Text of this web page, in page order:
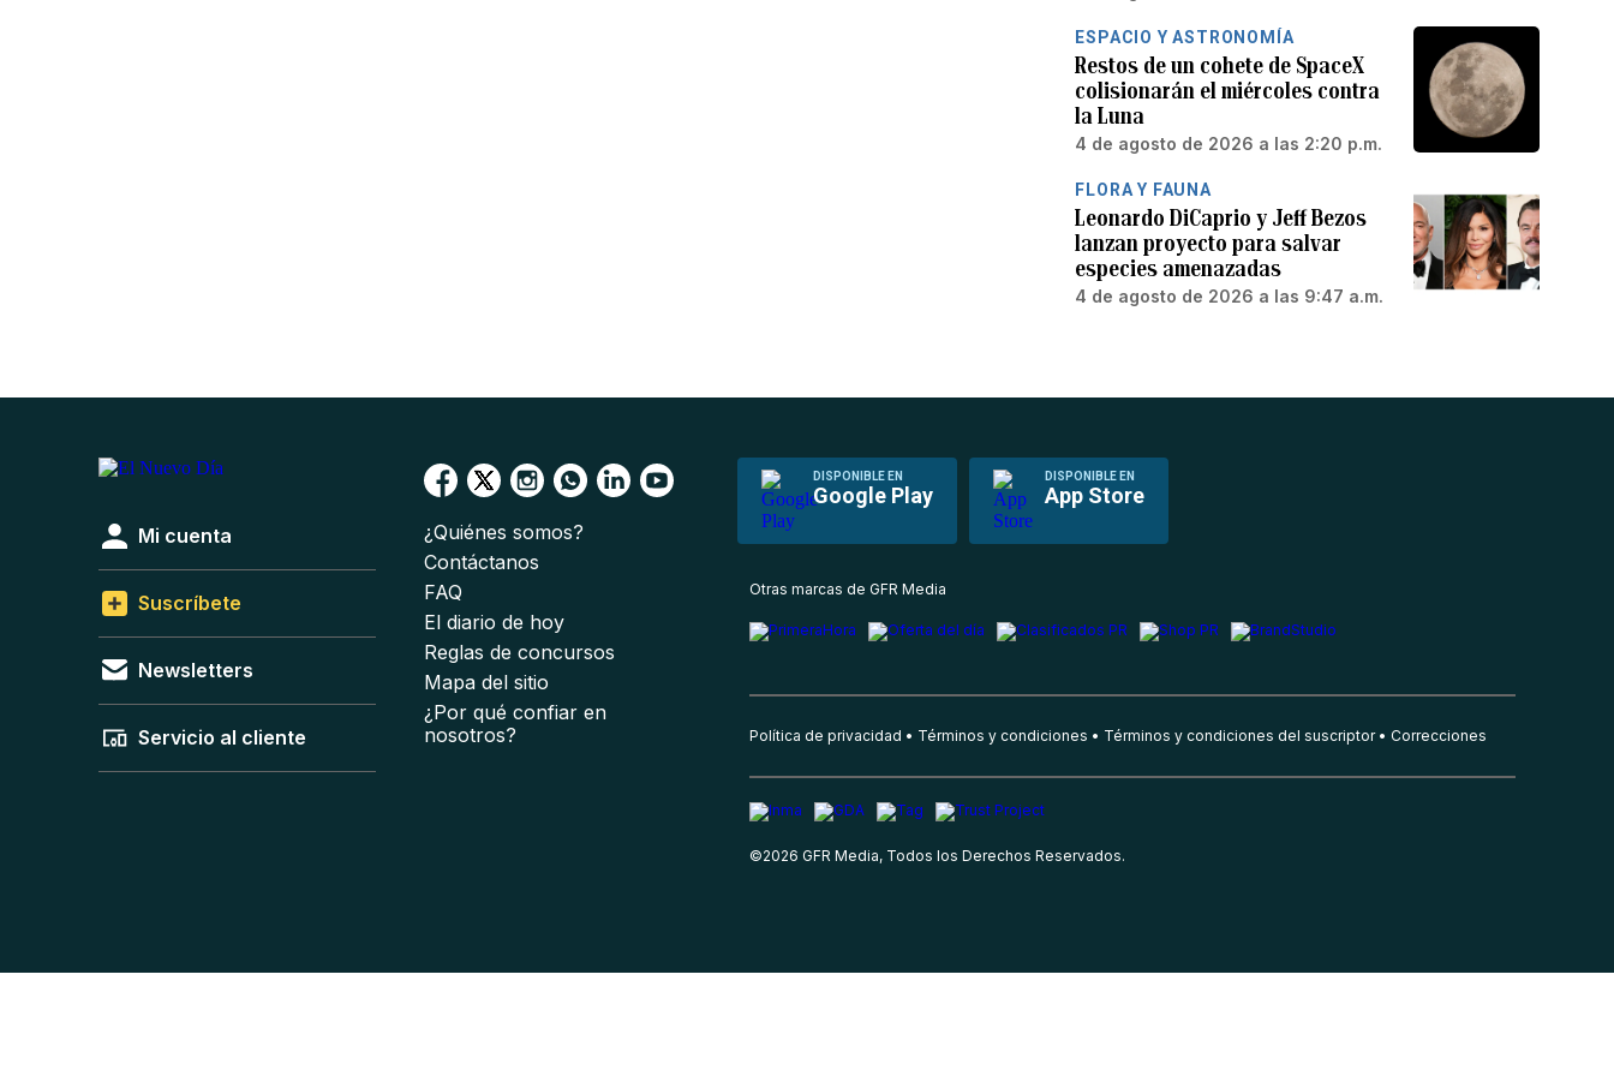
ESPACIO Y ASTRONOMÍA
Restos de un cohete de SpaceX
colisionarán el miércoles contra
la Luna
4 de agosto de 2026 a las 2:20 p.m.
FLORA Y FAUNA
Leonardo DiCaprio y Jeff Bezos
lanzan proyecto para salvar
especies amenazadas
4 de agosto de 2026 a las 9:47 a.m.
DISPONIBLE EN
Google Play
DISPONIBLE EN
App Store
Mi cuenta
Suscríbete
Newsletters
Servicio al cliente
¿Quiénes somos?
Contáctanos
FAQ
El diario de hoy
Reglas de concursos
Mapa del sitio
¿Por qué confiar en
nosotros?
Otras marcas de GFR Media
Política de privacidad Términos y condiciones Términos y condiciones del suscriptor Correcciones
©2026 GFR Media, Todos los Derechos Reservados.